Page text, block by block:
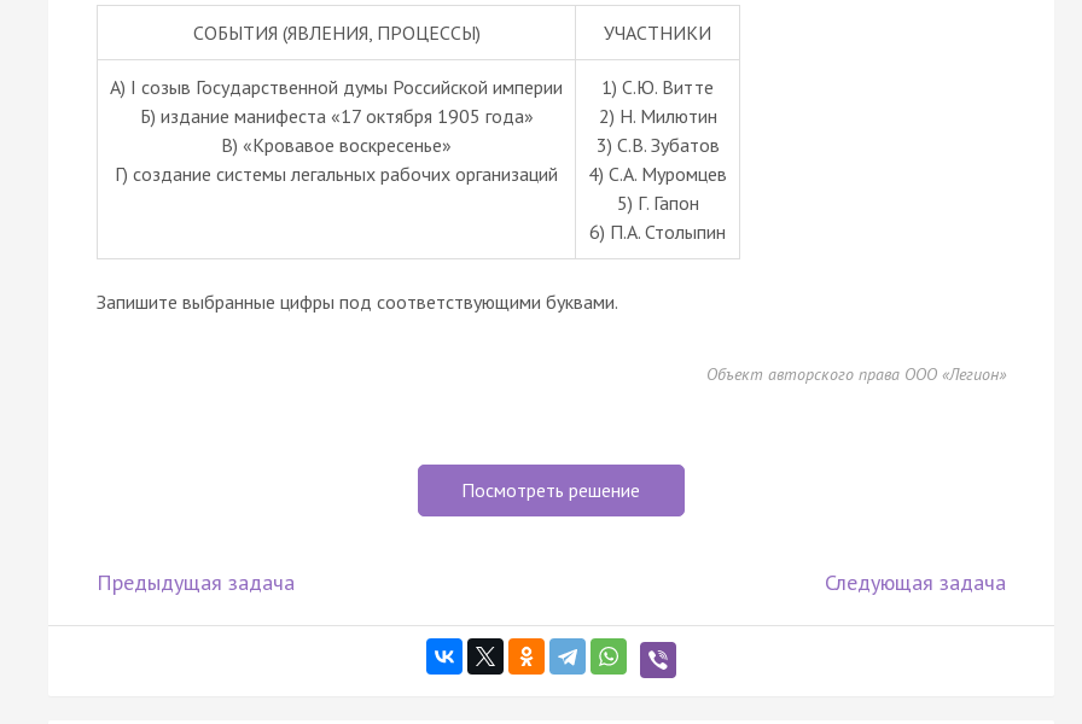
СОБЫТИЯ (ЯВЛЕНИЯ, ПРОЦЕССЫ) УЧАСТНИКИ
A) I созыв Государственной думы Российской империи
Б) издание манифеста «17 октября 1905 года»
В) «Кровавое воскресенье»
Г) создание системы легальных рабочих организаций
1) С.Ю. Витте
2) Н. Милютин
3) С.В. Зубатов
4) С.А. Муромцев
5) Г. Гапон
6) П.А. Столыпин
Запишите выбранные цифры под соответствующими буквами.
Объект авторского права ООО «Легион»
Посмотреть решение
Предыдущая задача Следующая задача